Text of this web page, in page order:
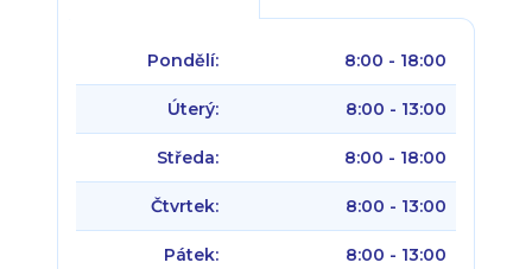
Pondělí: 8:00 - 18:00
Úterý: 8:00 - 13:00
Středa: 8:00 - 18:00
Čtvrtek: 8:00 - 13:00
Pátek:
8:00 - 13:00